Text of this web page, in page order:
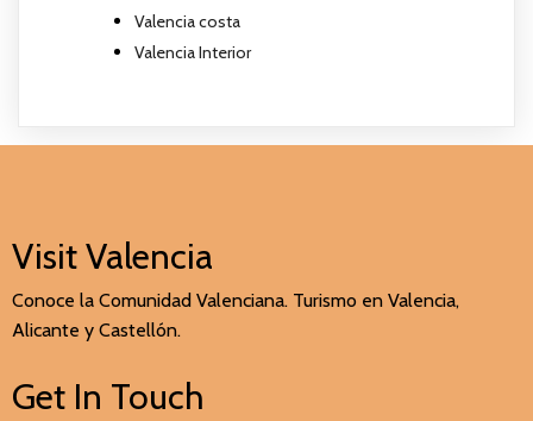
Valencia costa
Valencia Interior
Visit Valencia
Conoce la Comunidad Valenciana. Turismo en Valencia,
Alicante y Castellón.
Get In Touch